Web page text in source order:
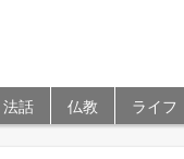
法話 仏教 ライフ